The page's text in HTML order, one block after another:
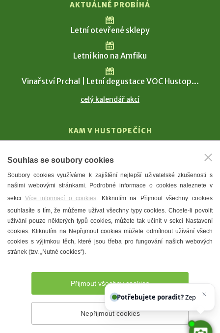
AKTUÁLNĚ PROBÍHÁ
Letní otevřené sklepy
Letní kino na Amfiku
Vinařství Prchal | Letní degustace VOC Hustop...
celý kalendář akcí
KAM V HUSTOPEČÍCH
T. G. Masaryk
Mandloně
Ubytování
Restaurace
Městské muzeum a galerie
Denní meníčka
Prohlášení o přístupnosti Správce webu
Souhlas se soubory cookies
Soubory cookies využíváme k zajištění nejlepší uživatelské zkušenosti s
našimi webovými stránkami. Podrobné informace o cookies naleznete v
sekci Více informací o cookies. Kliknutím na Přijmout všechny cookies
souhlasíte s tím, že můžeme užívat všechny typy cookies. Chcete-li povolit
užívání pouze některých typů cookies, můžete tak učinit v sekci Nastavení
cookies. Kliknutím na Nepřijmout cookies můžete odmítnout užívání všech
cookies s výjimkou těch, které jsou třeba pro fungování našich webových
stránek (tzv. „Nutné cookies“).
Přijmout všechny cookies
Nepřijmout cookies
Potřebujete poradit? Zeptejte se n